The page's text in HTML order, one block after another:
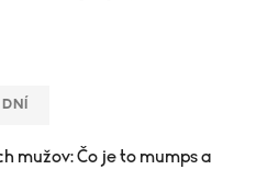
mužov: Čo je to mumps a